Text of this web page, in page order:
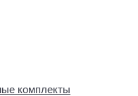
комплекты